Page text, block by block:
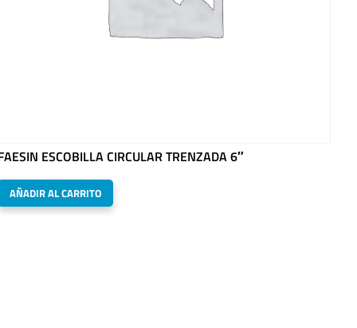
ESCOBILLA CIRCULAR TRENZADA 6″
AÑADIR AL CARRITO